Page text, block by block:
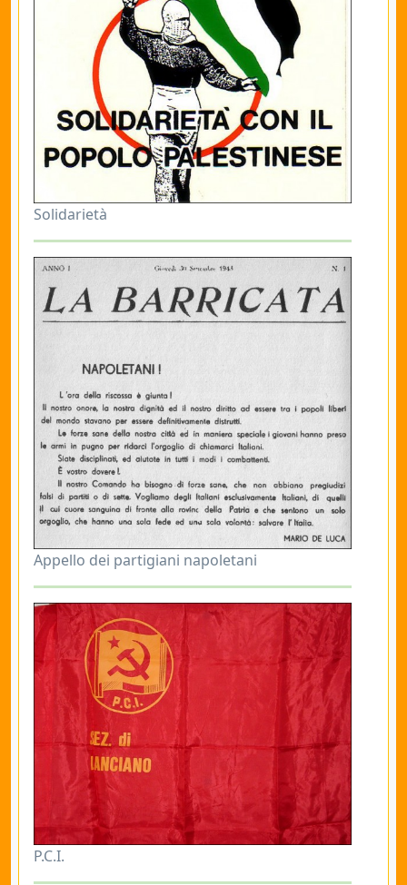
Solidarietà
Appello dei partigiani napoletani
P.C.I.